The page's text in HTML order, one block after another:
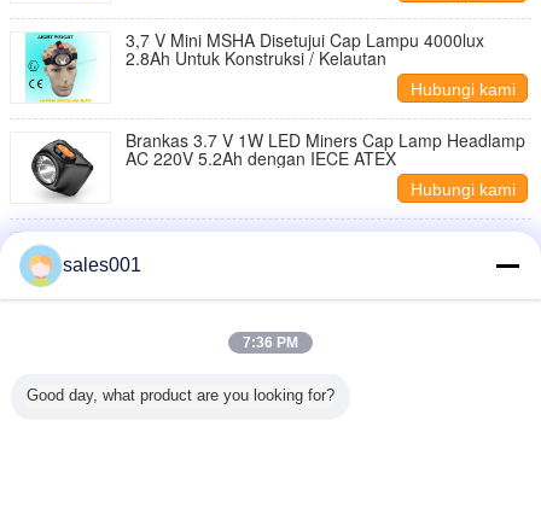
3,7 V Mini MSHA Disetujui Cap Lampu 4000lux
2.8Ah Untuk Konstruksi / Kelautan
Hubungi kami
Brankas 3.7 V 1W LED Miners Cap Lamp Headlamp
AC 220V 5.2Ah dengan IECE ATEX
Hubungi kami
4500Lux Dengan 6 Pcs SMD Led KJ3.5LM
Keselamatan 3V Rechargeable LED Miners Cap
Lampu 110mA Waterproof Dengan 6.5Ah Baterai
sales001
7:36 PM
Good day, what product are you looking for?